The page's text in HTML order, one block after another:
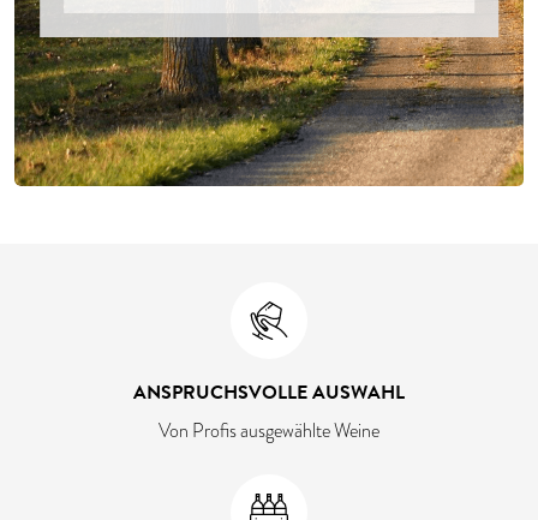
ANSPRUCHSVOLLE AUSWAHL
Von Profis ausgewählte Weine